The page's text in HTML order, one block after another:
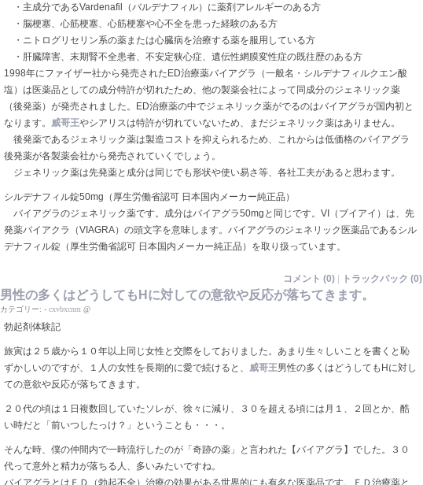
・主成分であるVardenafil（バルデナフィル）に薬剤アレルギーのある方
・脳梗塞、心筋梗塞、心筋梗塞や心不全を患った経験のある方
・ニトログリセリン系の薬または心臓病を治療する薬を服用している方
・肝臓障害、末期腎不全患者、不安定狭心症、遺伝性網膜変性症の既往歴のある方
1998年にファイザー社から発売されたED治療薬バイアグラ（一般名・シルデナフィルクエン酸
塩）は医薬品としての成分特許が切れたため、他の製薬会社によって同成分のジェネリック薬
（後発薬）が発売されました。ED治療薬の中でジェネリック薬がでるのはバイアグラが国内初と
なります。 威哥王やシアリスは特許が切れていないため、まだジェネリック薬はありません。
後発薬であるジェネリック薬は製造コストを抑えられるため、これからは低価格のバイアグラ
後発薬が各製薬会社から発売されていくでしょう。
ジェネリック薬は先発薬と成分は同じでも形状や使い易さ等、各社工夫があると思わます。
シルデナフィル錠50mg（厚生労働省認可 日本国内メーカー純正品）
バイアグラのジェネリック薬です。成分はバイアグラ50mgと同じです。VI（ブイアイ）は、先
発薬バイアクラ（VIAGRA）の頭文字を意味します。バイアグラのジェネリック医薬品であるシル
デナフィル錠（厚生労働省認可 日本国内メーカー純正品）を取り扱っています。
コメント (0) | トラックバック (0)
男性の多くはどうしてもHに対しての意欲や反応が落ちてきます。
カテゴリー: - cxvbxcnm @
勃起剤体験記
旅寅は２５歳から１０年以上同じ女性と交際をしておりました。あまり生々しいことを書くと恥
ずかしいのですが、１人の女性を長期的に愛で続けると、 威哥王男性の多くはどうしてもHに対し
ての意欲や反応が落ちてきます。
２０代の頃は１日複数回していたソレが、徐々に減り、３０を超える頃には月１、２回とか、酷
い時だと「前いつしたっけ？」ということも・・・。
そんな時、僕の仲間内で一時流行したのが「奇跡の薬」と言われた【バイアグラ】でした。３０
代って意外と精力が落ちる人、多いみたいですね。
バイアグラとはＥＤ（勃起不全）治療の効果がある世界的にも有名な医薬品です。ＥＤ治療薬と